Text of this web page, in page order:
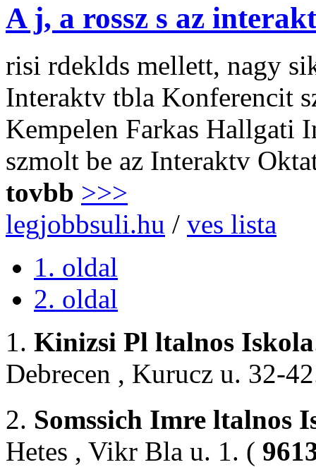
A j, a rossz s az
risi rdeklds mellett, nagy
Interaktv tbla Konferencit
Kempelen Farkas Hallgati
szmolt be az Interaktv
tovbb >>>
legjobbsuli.hu / ves lista
1. oldal
2. oldal
1. Kinizsi Pl ltalnos Iskola
Debrecen , Kurucz u. 32-
2. Somssich Imre ltalnos
Hetes , Vikr Bla u. 1. (